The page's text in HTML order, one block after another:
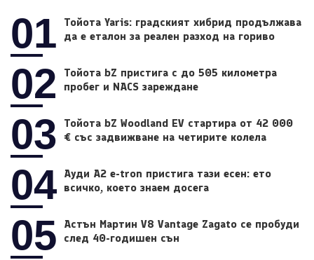
01
Тойота Yaris: градският хибрид продължава
да е еталон за реален разход на гориво
02
Тойота bZ пристига с до 505 километра
пробег и NACS зареждане
03
Тойота bZ Woodland EV стартира от 42 000
€ със задвижване на четирите колела
04 Ауди A2 e-tron пристига тази есен: ето
всичко, което знаем досега
05
Астън Мартин V8 Vantage Zagato се пробуди
след 40-годишен сън